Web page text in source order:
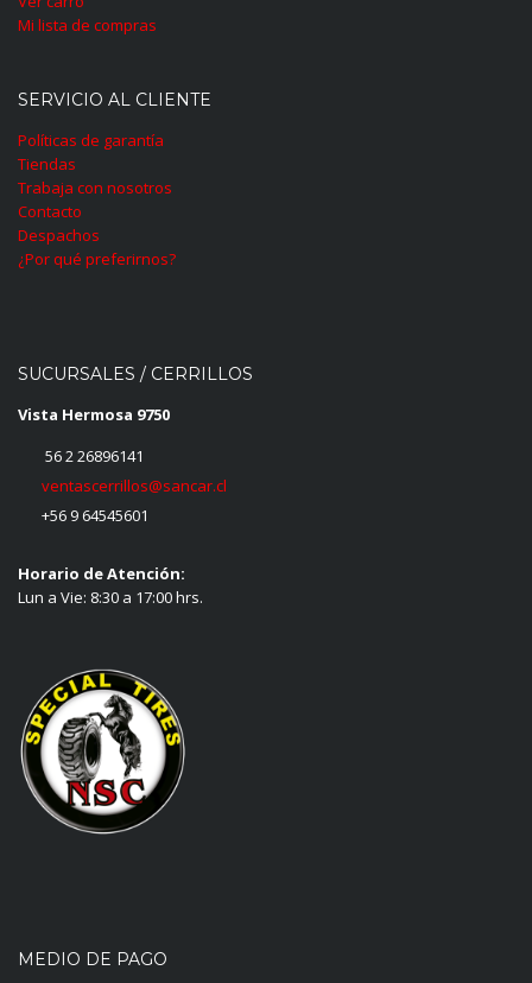
Mi lista de compras
SERVICIO AL CLIENTE
Políticas de garantía
Tiendas
Trabaja con nosotros
Contacto
Despachos
¿Por qué preferirnos?
SUCURSALES / CERRILLOS
Vista Hermosa 9750
56 2 26896141
ventascerrillos@sancar.cl
+56 9 64545601
Horario de Atención:
Lun a Vie: 8:30 a 17:00 hrs.
MEDIO DE PAGO